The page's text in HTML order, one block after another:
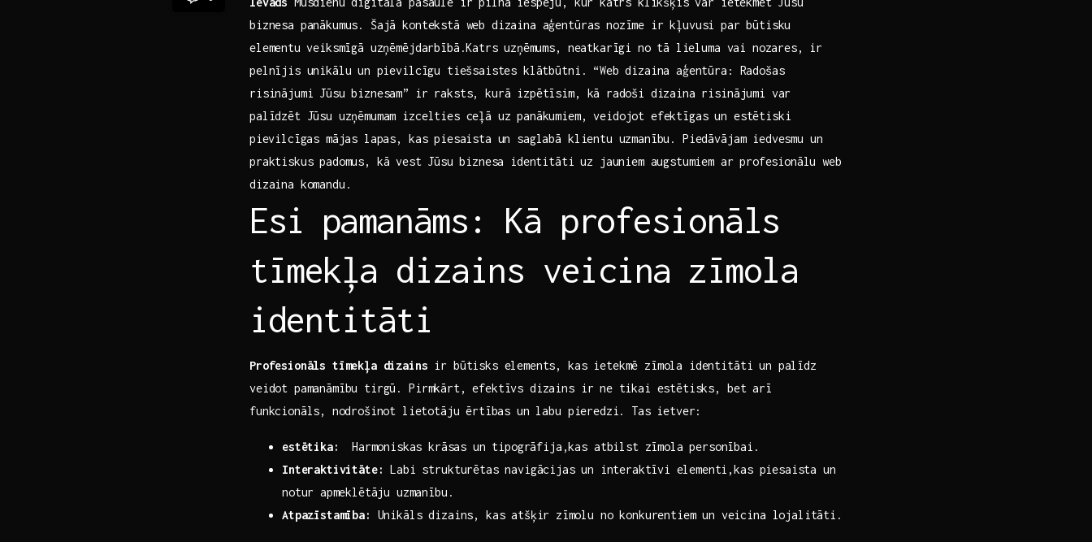
biznesa panākumus. Šajā kontekstā web dizaina aģentūras ‌nozīme ir kļuvusi par⁣ būtisku⁣
elementu ⁣veiksmīgā uzņēmējdarbībā.Katrs⁢ uzņēmums, neatkarīgi​ no tā⁤ lieluma vai nozares, ir
pelnījis unikālu ⁤un pievilcīgu tiešsaistes ‍klātbūtni. “Web dizaina aģentūra:‍ Radošas
risinājumi Jūsu biznesam” ir raksts, kurā​ izpētīsim, kā⁣ radoši dizaina risinājumi var
palīdzēt Jūsu uzņēmumam izcelties ceļā uz‍ panākumiem, veidojot efektīgas un estētiski
⁣pievilcīgas mājas lapas, kas piesaista un saglabā klientu‌ uzmanību. Piedāvājam iedvesmu un⁢
praktiskus padomus, kā vest ⁣Jūsu⁤ biznesa identitāti uz jauniem augstumiem ar ⁢profesionālu web
dizaina komandu.
Esi⁢ pamanāms: Kā profesionāls
tīmekļa ​dizains veicina⁣ zīmola
identitāti
Profesionāls tīmekļa​ dizains ir ​būtisks elements, ‌kas ietekmē zīmola identitāti un ‌palīdz⁤
veidot pamanāmību tirgū. Pirmkārt, efektīvs dizains‌ ir⁤ ne tikai estētisks, ‍bet arī⁤
funkcionāls, ⁣nodrošinot⁣ lietotāju ērtības un labu pieredzi. Tas ietver:
estētika:
⁢ Harmoniskas ⁢krāsas un tipogrāfija,kas atbilst zīmola‍ personībai.
Interaktivitāte: Labi strukturētas navigācijas ⁤un ⁢interaktīvi⁣ elementi,kas piesaista un
notur ⁣apmeklētāju uzmanību.
Atpazīstamība:
Unikāls dizains, kas atšķir⁢ zīmolu ​no konkurentiem un veicina lojalitāti.